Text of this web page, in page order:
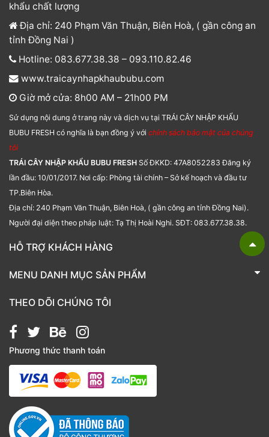
khẩu chất lượng
Địa chỉ: 240 Phạm Văn Thuận, Biên Hoà, ( gần công an
tỉnh Đồng Nai )
Hotline: 083.677.38.38 – 093.110.82.46
www.traicaynhapkhaububu.com
Giờ mở cửa: 8h00 AM – 21h00 PM
Sử dụng nội dung ở trang này và dịch vụ tại TRÁI CÂY NHẬP KHẨU
BUBU FRESH có nghĩa là bạn đồng ý với chính sách bảo mật của chúng
tôi
TRÁI CÂY NHẬP KHẨU BUBU FRESH Số ĐKKD: 47A8052283 Đăng ký
lần đầu: 10/01/2017. Nơi cấp: Phòng tài chính – Sở kế hoạch và đầu tư
TP.Biên Hòa.
Địa chỉ: 240 Phạm Văn Thuận, Biên Hoà, ( gần công an tỉnh Đồng Nai).
Người đại diện theo pháp luật: Tạ Thị Hoài Nghi. SĐT: 083.677.38.38.
HỖ TRỢ KHÁCH HÀNG
TRÁI CÂY NHẬP KHẨU BUBU FRESH
MENU DANH MỤC SẢN PHẨM
Bánh kẹo
Giỏ quà tặng
Hạt chia
Hạt dẻ cười
Hạt hạnh nhân
Hạt macca
Hạt óc chó
THEO DÕI CHÚNG TÔI
Phương thức thanh toán